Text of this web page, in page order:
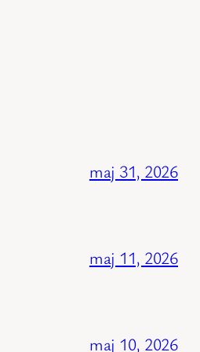
maj 31, 2026
maj 11, 2026
maj 10, 2026